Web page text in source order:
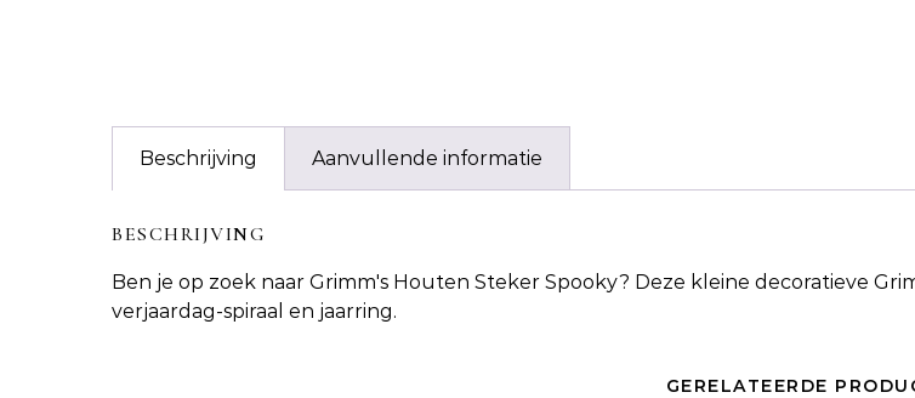
Beschrijving Aanvullende informatie
BESCHRIJVING
Ben je op zoek naar Grimm's Houten Steker Spooky? Deze kleine decoratieve
verjaardag-spiraal en jaarring.
GERELATEERDE